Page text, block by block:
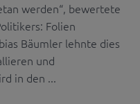
werden“, bewertete
Folien
Bäumler lehnte dies
und
in den ...